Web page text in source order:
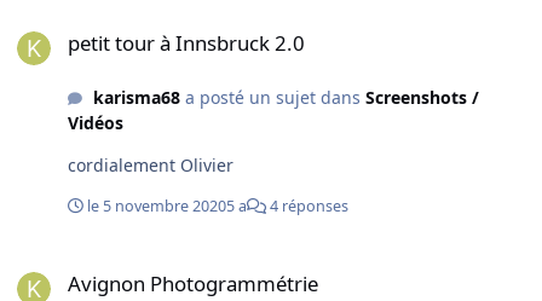
petit tour à Innsbruck 2.0
karisma68a posté un sujet dans Screenshots /
Vidéos
cordialement Olivier
le 5 novembre 20205 a 4 réponses
Avignon Photogrammétrie